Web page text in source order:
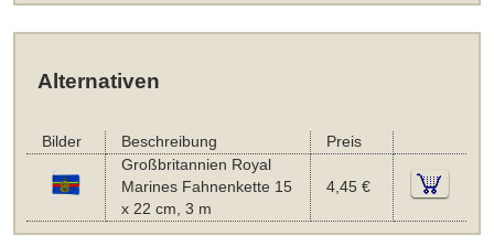
Alternativen
Bilder Beschreibung
Preis
Großbritannien Royal
Marines Fahnenkette 15
x 22 cm, 3 m
4,45 €